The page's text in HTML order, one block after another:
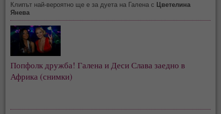
Клипът най-вероятно ще е за дуета на Галена с Цветелина
Янева
Попфолк дружба! Галена и Деси Слава заедно в
Африка (снимки)